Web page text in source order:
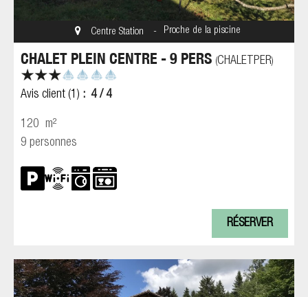
Centre Station Proche de la piscine
CHALET PLEIN CENTRE - 9 PERS (CHALETPER)
Avis client (1) 4 / 4
120 m²
9 personnes
RÉSERVER